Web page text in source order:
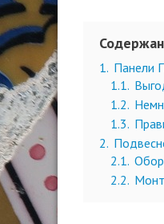
1. Панели
1.1.
1.2.
1.3.
2.
2.1.
2.2.